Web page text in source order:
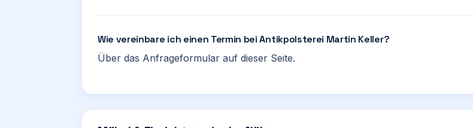
Wie vereinbare ich einen Termin bei Antikpolsterei Martin Keller?
Über das Anfrageformular auf dieser Seite.